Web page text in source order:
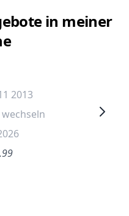
in meiner
2013